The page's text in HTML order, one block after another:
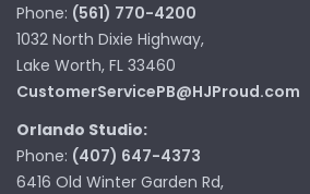
Phone: (561) 770-4200
1032 North Dixie Highway,
Lake Worth, FL 33460
CustomerServicePB@HJProud.com
Orlando Studio:
Phone: (407) 647-4373
6416 Old Winter Garden Rd,